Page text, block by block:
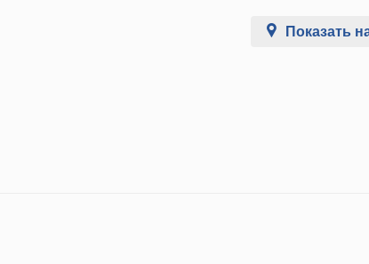
Показать